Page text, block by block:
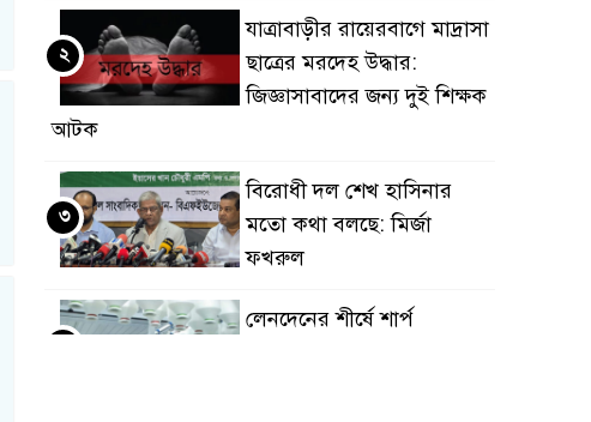
যাত্রাবাড়ীর রায়েরবাগে মাদ্রাসা
ছাত্রের মরদেহ উদ্ধার:
জিজ্ঞাসাবাদের জন্য দুই শিক্ষক
আটক
২
বিরোধী দল শেখ হাসিনার
মতো কথা বলছে: মির্জা
ফখরুল
৩
লেনদেনের শীর্ষে শার্প